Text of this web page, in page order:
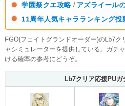
学園祭クエ攻略 / アズライール
11周年人気キャラランキング投
FGO(フェイトグランドオーダー)のLb7
ャシミュレーターを提供している。ガチ
ける確率の参考にどうぞ。
Lb7クリア応援PUガ